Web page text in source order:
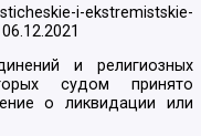
i-ekstremistskie-
06.12.2021
и религиозных
судом принято
о ликвидации или